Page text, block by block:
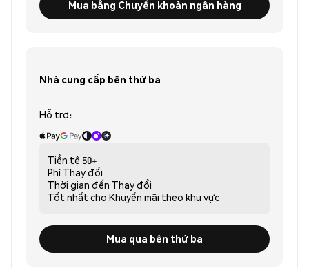
Mua bằng Chuyển khoản ngân hàng
Nhà cung cấp bên thứ ba
Hỗ trợ:
Tiền tệ 50+
Phí Thay đổi
Thời gian đến Thay đổi
Tốt nhất cho Khuyến mãi theo khu vực
Mua qua bên thứ ba